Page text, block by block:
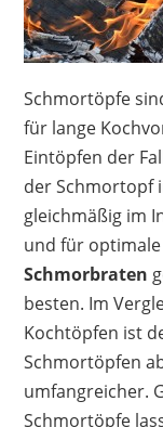
Schmortöpfe
für lange
Eintöpfen der
der Schmortopf
gleichmäßig im
und für optimale
Schmorbraten
besten. Im
Kochtöpfen ist
Schmortöpfen
umfangreicher.
Schmortöpfe